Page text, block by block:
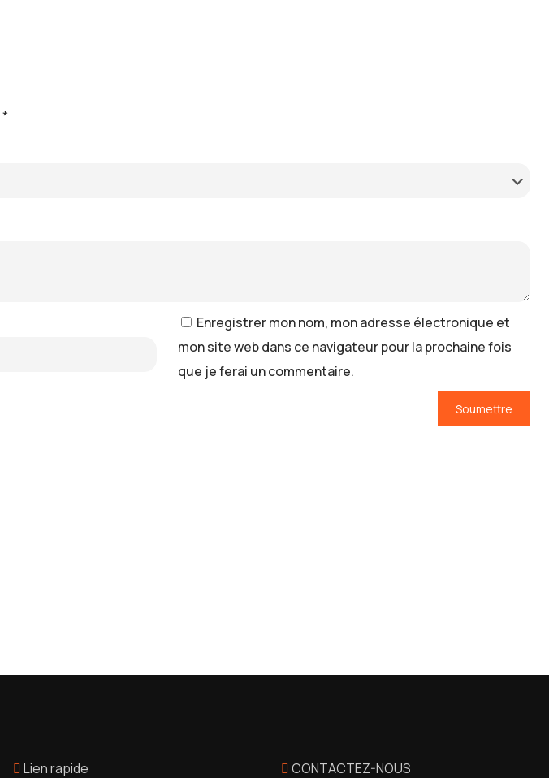
*
Enregistrer mon nom, mon adresse électronique et
mon site web dans ce navigateur pour la prochaine fois
que je ferai un commentaire.
Lien rapide
CONTACTEZ-NOUS